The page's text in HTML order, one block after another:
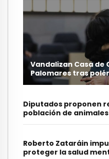
Vandalizan Casa de
Palomares tras
Diputados proponen
población de
Roberto Zataráin
proteger la salud